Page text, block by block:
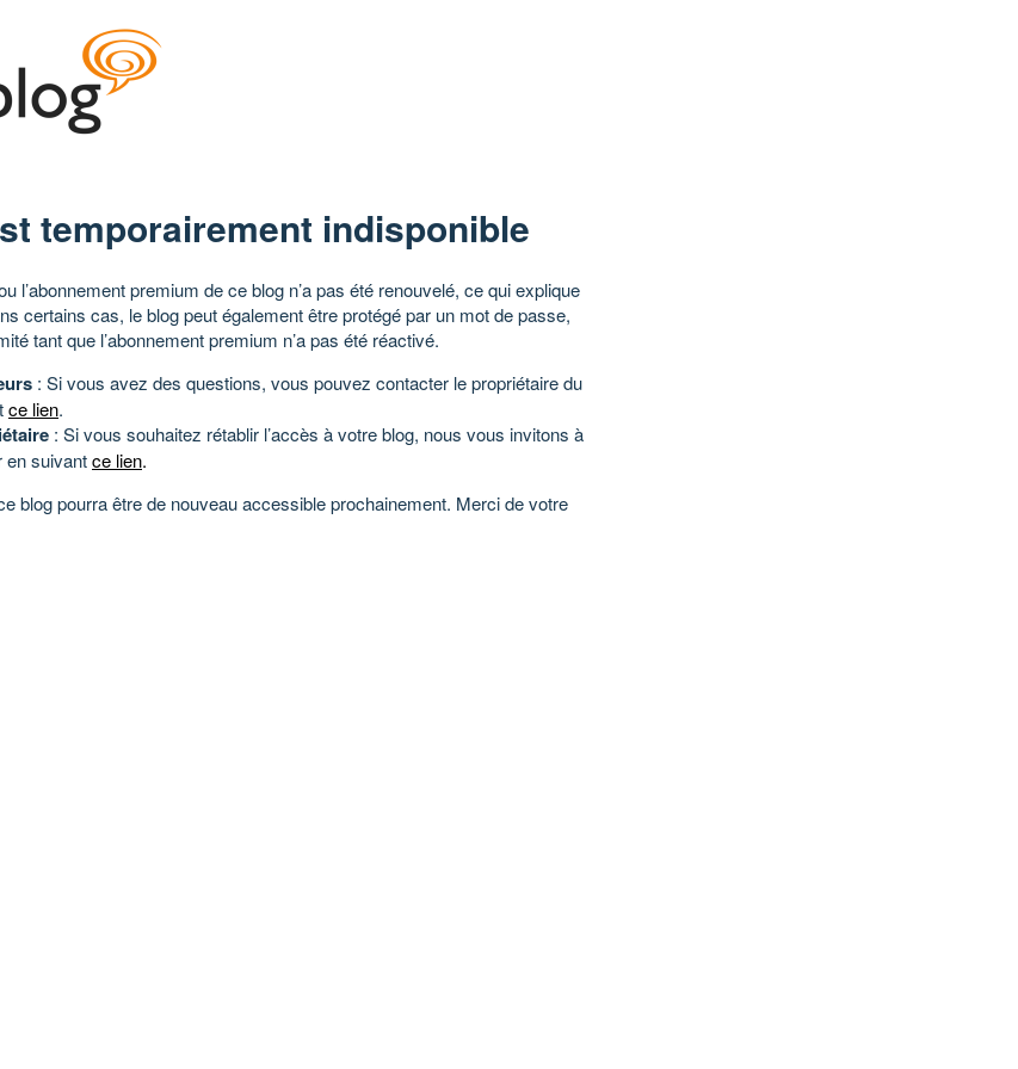
temporairement indisponible
l’abonnement premium de ce blog n’a pas été renouvelé, ce qui explique
certains cas, le blog peut également être protégé par un mot de passe,
tant que l’abonnement premium n’a pas été réactivé.
: Si vous avez des questions, vous pouvez contacter le propriétaire du
ce lien.
: Si vous souhaitez rétablir l’accès à votre blog, nous vous invitons à
en suivantce lien.
blog pourra être de nouveau accessible prochainement. Merci de votre